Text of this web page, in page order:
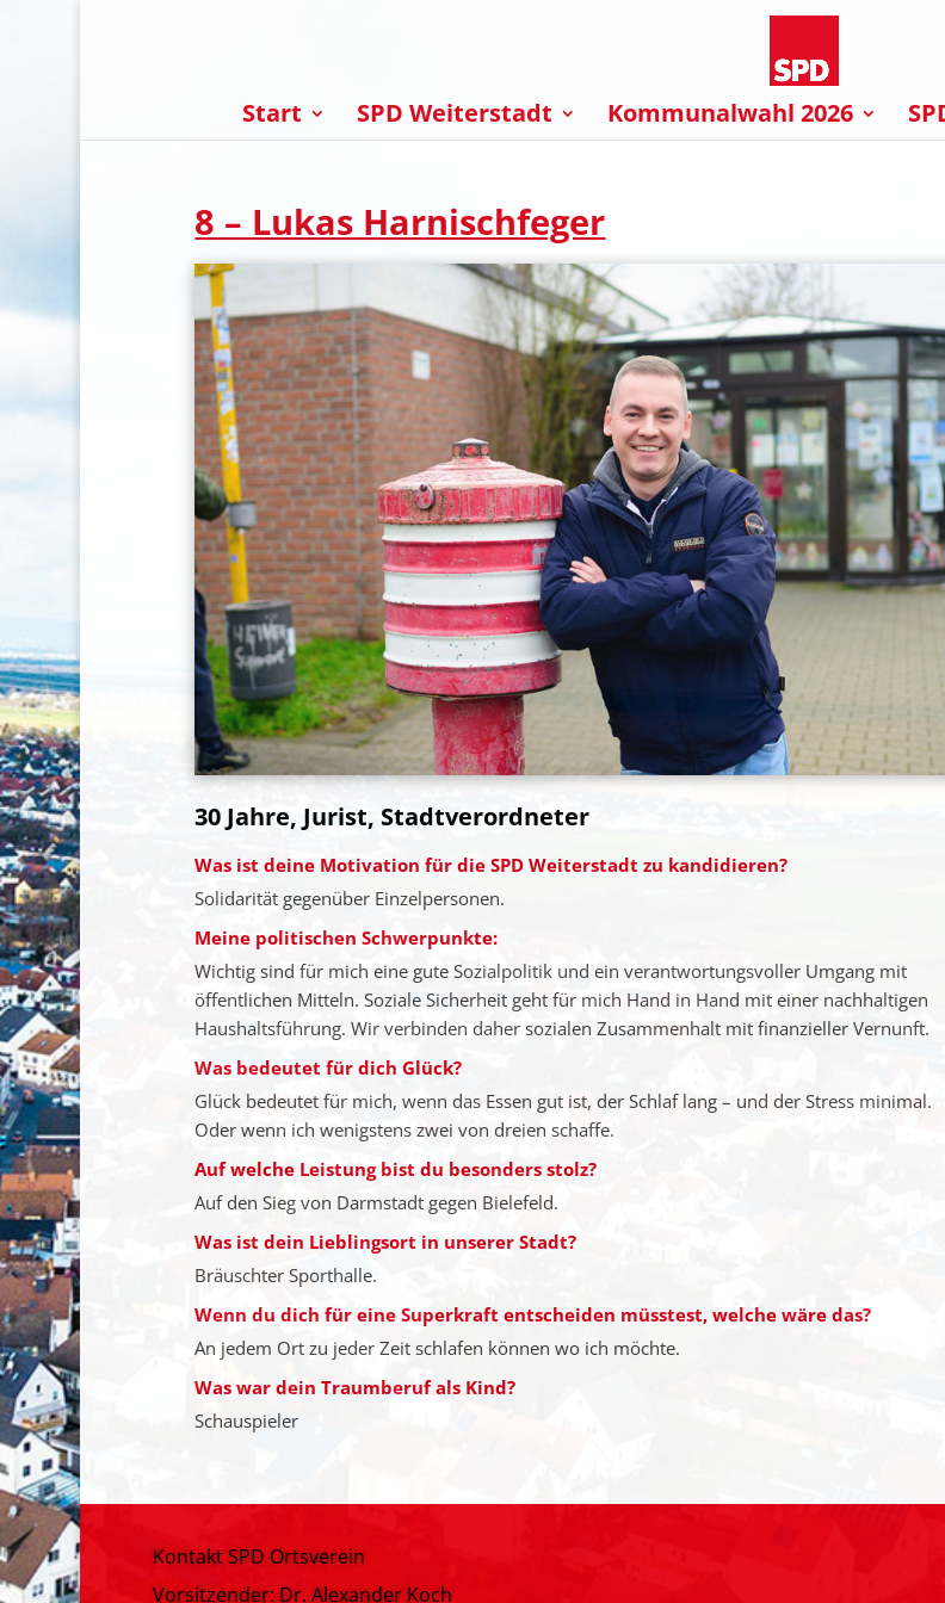
Start SPD Weiterstadt Kommunalwahl 2026
8 – Lukas Harnischfeger
30 Jahre, Jurist, Stadtverordneter
Was ist deine Motivation für die SPD Weiterstadt zu kandidieren?
Solidarität gegenüber Einzelpersonen.
Meine politischen Schwerpunkte:
Wichtig sind für mich eine gute Sozialpolitik und ein verantwortungsvoller Umgang mit
öffentlichen Mitteln. Soziale Sicherheit geht für mich Hand in Hand mit einer nachhaltigen
Haushaltsführung. Wir verbinden daher sozialen Zusammenhalt mit finanzieller Vernunft.
Was bedeutet für dich Glück?
Glück bedeutet für mich, wenn das Essen gut ist, der Schlaf lang – und der Stress minimal.
Oder wenn ich wenigstens zwei von dreien schaffe.
Auf welche Leistung bist du besonders stolz?
Auf den Sieg von Darmstadt gegen Bielefeld.
Was ist dein Lieblingsort in unserer Stadt?
Bräuschter Sporthalle.
Wenn du dich für eine Superkraft entscheiden müsstest, welche wäre das?
An jedem Ort zu jeder Zeit schlafen können wo ich möchte.
Was war dein Traumberuf als Kind?
Schauspieler
Kontakt SPD Ortsverein
Vorsitzender: Dr. Alexander Koch